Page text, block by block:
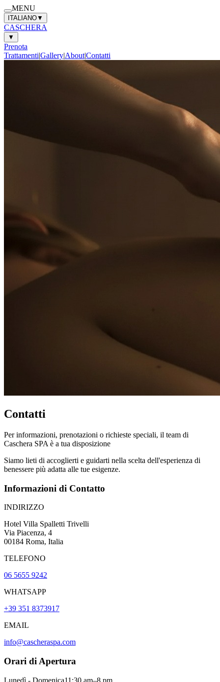
MENU
ITALIANO▼
CASCHERA
▼
Prenota
Trattamenti|Gallery|About|Contatti
Contatti
Per informazioni, prenotazioni o richieste speciali, il team di
Caschera SPA è a tua disposizione
Siamo lieti di accoglierti e guidarti nella scelta dell'esperienza di
benessere più adatta alle tue esigenze.
Informazioni di Contatto
INDIRIZZO
Hotel Villa Spalletti Trivelli
Via Piacenza, 4
00184 Roma, Italia
TELEFONO
06 5655 9242
WHATSAPP
+39 351 8373917
EMAIL
info@cascheraspa.com
Orari di Apertura
Lunedì - Domenica11:30 am–8 pm